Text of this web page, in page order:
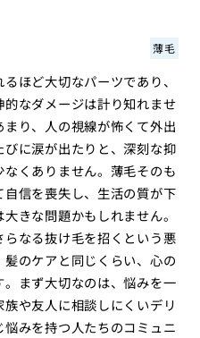
薄毛
ほど大切なパーツであり、
なダメージは計り知れませ
り、人の視線が怖くて外出
に涙が出たりと、深刻な抑
くありません。薄毛そのも
信を喪失し、生活の質が下
きな問題かもしれません。
なる抜け毛を招くという悪
のケアと同じくらい、心の
まず大切なのは、悩みを一
や友人に相談しにくいデリ
みを持つ人たちのコミュニ